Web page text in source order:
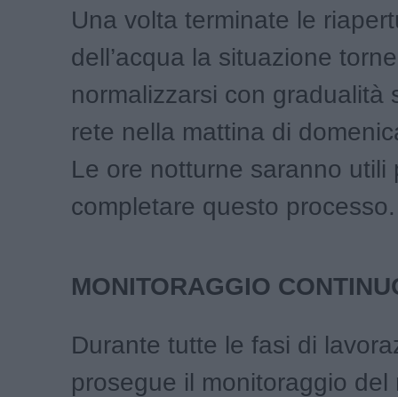
Una volta terminate le
dell’acqua la situazione
normalizzarsi con gradualità
rete nella mattina di
Le ore notturne saranno utili
completare questo processo.
MONITORAGGIO
Durante tutte le fasi di
prosegue il monitoraggio del